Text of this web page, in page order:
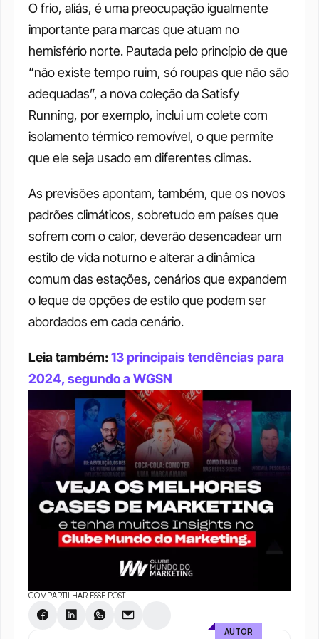
O frio, aliás, é uma preocupação igualmente
importante para marcas que atuam no
hemisfério norte. Pautada pelo princípio de que
“não existe tempo ruim, só roupas que não são
adequadas”, a nova coleção da Satisfy
Running, por exemplo, inclui um colete com
isolamento térmico removível, o que permite
que ele seja usado em diferentes climas.
As previsões apontam, também, que os novos
padrões climáticos, sobretudo em países que
sofrem com o calor, deverão desencadear um
estilo de vida noturno e alterar a dinâmica
comum das estações, cenários que expandem
o leque de opções de estilo que podem ser
abordados em cada cenário.
Leia também: 13 principais tendências para
2024, segundo a WGSN
COMPARTILHAR ESSE POST
AUTOR